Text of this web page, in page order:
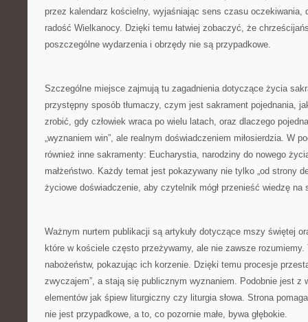
przez kalendarz kościelny, wyjaśniając sens czasu oczekiwania,
radość Wielkanocy. Dzięki temu łatwiej zobaczyć, że
poszczególne wydarzenia i obrzędy nie są przypadkowe.
Szczególne miejsce zajmują tu zagadnienia dotyczące życia
przystępny sposób tłumaczy, czym jest sakrament pojednania,
zrobić, gdy człowiek wraca po wielu latach, oraz dlaczego
„wyznaniem win”, ale realnym doświadczeniem miłosierdzia. W
również inne sakramenty: Eucharystia, narodziny do nowego
małżeństwo. Każdy temat jest pokazywany nie tylko „od strony
życiowe doświadczenie, aby czytelnik mógł przenieść wiedzę na
Ważnym nurtem publikacji są artykuły dotyczące mszy świętej
które w kościele często przeżywamy, ale nie zawsze
nabożeństw, pokazując ich korzenie. Dzięki temu procesje
zwyczajem”, a stają się publicznym wyznaniem. Podobnie jest z
elementów jak śpiew liturgiczny czy liturgia słowa. Strona
nie jest przypadkowe, a to, co pozornie małe, bywa głębokie.